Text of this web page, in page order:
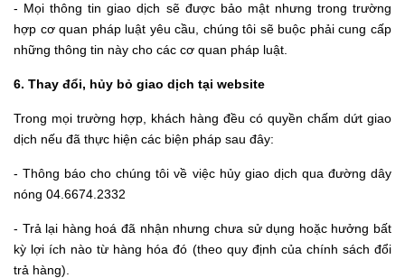
- Mọi thông tin giao dịch sẽ được bảo mật nhưng trong trường
hợp cơ quan pháp luật yêu cầu, chúng tôi sẽ buộc phải cung cấp
những thông tin này cho các cơ quan pháp luật.
6. Thay đổi, hủy bỏ giao dịch tại website
Trong mọi trường hợp, khách hàng đều có quyền chấm dứt giao
dịch nếu đã thực hiện các biện pháp sau đây:
- Thông báo cho chúng tôi về việc hủy giao dịch qua đường dây
nóng 04.6674.2332
- Trả lại hàng hoá đã nhận nhưng chưa sử dụng hoặc hưởng bất
kỳ lợi ích nào từ hàng hóa đó (theo quy định của chính sách đổi
trả hàng).